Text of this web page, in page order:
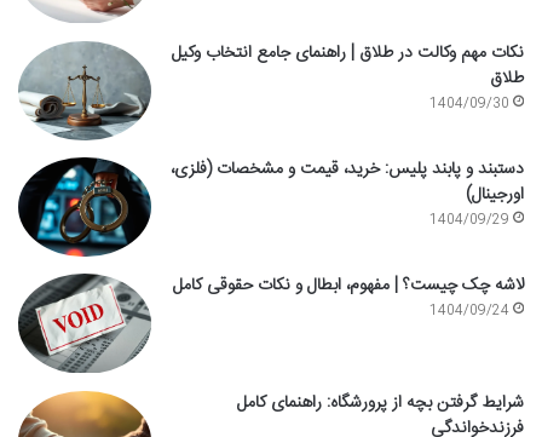
نکات مهم وکالت در طلاق | راهنمای جامع انتخاب وکیل
طلاق
1404/09/30
دستبند و پابند پلیس: خرید، قیمت و مشخصات (فلزی،
اورجینال)
1404/09/29
لاشه چک چیست؟ | مفهوم، ابطال و نکات حقوقی کامل
1404/09/24
شرایط گرفتن بچه از پرورشگاه: راهنمای کامل
فرزندخواندگی